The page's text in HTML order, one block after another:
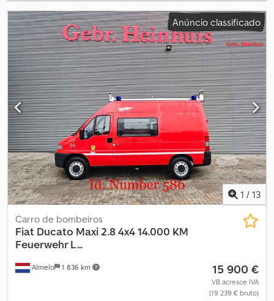
Anúncio classificado
1 / 13
Almelo 1 836 km
Carro de bombeiros
Fiat Ducato Maxi 2.8 4x4 14.000 KM
Feuerwehr L...
15 900 €
VB acresce IVA
(19 239 € bruto)